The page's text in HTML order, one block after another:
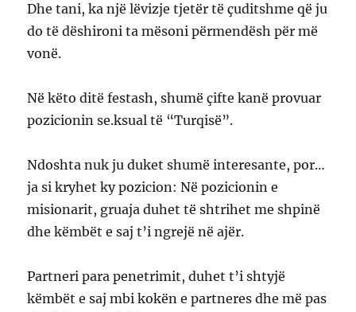
Dhe tani, ka një lëvizje tjetër të çuditshme që ju
do të dëshironi ta mësoni përmendësh për më
vonë.
Në këto ditë festash, shumë çifte kanë provuar
pozicionin se.ksual të “Turqisë”.
Ndoshta nuk ju duket shumë interesante, por…
ja si kryhet ky pozicion: Në pozicionin e
misionarit, gruaja duhet të shtrihet me shpinë
dhe këmbët e saj t’i ngrejë në ajër.
Partneri para penetrimit, duhet t’i shtyjë
këmbët e saj mbi kokën e partneres dhe më pas